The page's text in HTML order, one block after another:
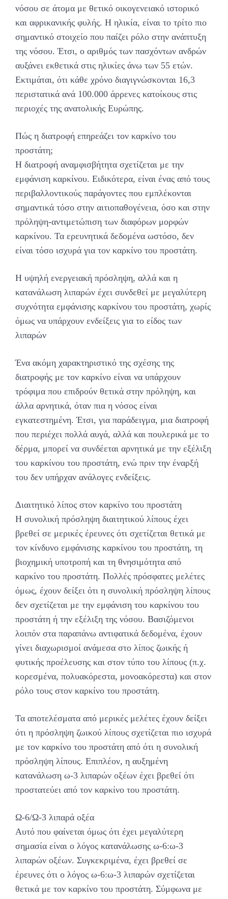
νόσου σε άτομα με θετικό οικογενειακό ιστορικό
και αφρικανικής φυλής. Η ηλικία, είναι το τρίτο πιο
σημαντικό στοιχείο που παίζει ρόλο στην ανάπτυξη
της νόσου. Έτσι, ο αριθμός των πασχόντων ανδρών
αυξάνει εκθετικά στις ηλικίες άνω των 55 ετών.
Εκτιμάται, ότι κάθε χρόνο διαγιγνώσκονται 16,3
περιστατικά ανά 100.000 άρρενες κατοίκους στις
περιοχές της ανατολικής Ευρώπης.
Πώς η διατροφή επηρεάζει τον καρκίνο του
προστάτη;
Η διατροφή αναμφισβήτητα σχετίζεται με την
εμφάνιση καρκίνου. Ειδικότερα, είναι ένας από τους
περιβαλλοντικούς παράγοντες που εμπλέκονται
σημαντικά τόσο στην αιτιοπαθογένεια, όσο και στην
πρόληψη-αντιμετώπιση των διαφόρων μορφών
καρκίνου. Τα ερευνητικά δεδομένα ωστόσο, δεν
είναι τόσο ισχυρά για τον καρκίνο του προστάτη.
Η υψηλή ενεργειακή πρόσληψη, αλλά και η
κατανάλωση λιπαρών έχει συνδεθεί με μεγαλύτερη
συχνότητα εμφάνισης καρκίνου του προστάτη, χωρίς
όμως να υπάρχουν ενδείξεις για το είδος των
λιπαρών
Ένα ακόμη χαρακτηριστικό της σχέσης της
διατροφής με τον καρκίνο είναι να υπάρχουν
τρόφιμα που επιδρούν θετικά στην πρόληψη, και
άλλα αρνητικά, όταν πια η νόσος είναι
εγκατεστημένη. Έτσι, για παράδειγμα, μια διατροφή
που περιέχει πολλά αυγά, αλλά και πουλερικά με το
δέρμα, μπορεί να συνδέεται αρνητικά με την εξέλιξη
του καρκίνου του προστάτη, ενώ πριν την έναρξή
του δεν υπήρχαν ανάλογες ενδείξεις.
Διαιτητικό λίπος στον καρκίνο του προστάτη
Η συνολική πρόσληψη διαιτητικού λίπους έχει
βρεθεί σε μερικές έρευνες ότι σχετίζεται θετικά με
τον κίνδυνο εμφάνισης καρκίνου του προστάτη, τη
βιοχημική υποτροπή και τη θνησιμότητα από
καρκίνο του προστάτη. Πολλές πρόσφατες μελέτες
όμως, έχουν δείξει ότι η συνολική πρόσληψη λίπους
δεν σχετίζεται με την εμφάνιση του καρκίνου του
προστάτη ή την εξέλιξη της νόσου. Βασιζόμενοι
λοιπόν στα παραπάνω αντιφατικά δεδομένα, έχουν
γίνει διαχωρισμοί ανάμεσα στο λίπος ζωικής ή
φυτικής προέλευσης και στον τύπο του λίπους (π.χ.
κορεσμένα, πολυακόρεστα, μονοακόρεστα) και στον
ρόλο τους στον καρκίνο του προστάτη.
Τα αποτελέσματα από μερικές μελέτες έχουν δείξει
ότι η πρόσληψη ζωικού λίπους σχετίζεται πιο ισχυρά
με τον καρκίνο του προστάτη από ότι η συνολική
πρόσληψη λίπους. Επιπλέον, η αυξημένη
κατανάλωση ω-3 λιπαρών οξέων έχει βρεθεί ότι
προστατεύει από τον καρκίνο του προστάτη.
Ω-6/Ω-3 λιπαρά οξέα
Αυτό που φαίνεται όμως ότι έχει μεγαλύτερη
σημασία είναι ο λόγος κατανάλωσης ω-6:ω-3
λιπαρών οξέων. Συγκεκριμένα, έχει βρεθεί σε
έρευνες ότι ο λόγος ω-6:ω-3 λιπαρών σχετίζεται
θετικά με τον καρκίνο του προστάτη. Σύμφωνα με